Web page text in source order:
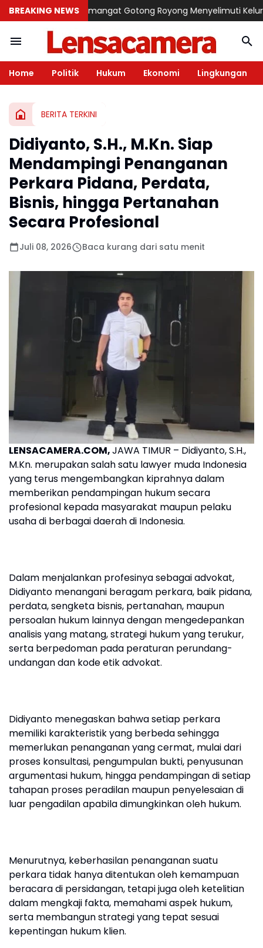
BREAKING NEWS
Semangat Gotong Royong Menyelimuti Kelurahan
Home Politik Hukum Ekonomi Lingkungan
BERITA TERKINI
Didiyanto, S.H., M.Kn. Siap
Mendampingi Penanganan
Perkara Pidana, Perdata,
Bisnis, hingga Pertanahan
Secara Profesional
Juli 08, 2026 Baca kurang dari satu menit
LENSACAMERA.COM,JAWA TIMUR – Didiyanto, S.H.,
M.Kn. merupakan salah satu lawyer muda Indonesia
yang terus mengembangkan kiprahnya dalam
memberikan pendampingan hukum secara
profesional kepada masyarakat maupun pelaku
usaha di berbagai daerah di Indonesia.
Dalam menjalankan profesinya sebagai advokat,
Didiyanto menangani beragam perkara, baik pidana,
perdata, sengketa bisnis, pertanahan, maupun
persoalan hukum lainnya dengan mengedepankan
analisis yang matang, strategi hukum yang terukur,
serta berpedoman pada peraturan perundang-
undangan dan kode etik advokat.
Didiyanto menegaskan bahwa setiap perkara
memiliki karakteristik yang berbeda sehingga
memerlukan penanganan yang cermat, mulai dari
proses konsultasi, pengumpulan bukti, penyusunan
argumentasi hukum, hingga pendampingan di setiap
tahapan proses peradilan maupun penyelesaian di
luar pengadilan apabila dimungkinkan oleh hukum.
Menurutnya, keberhasilan penanganan suatu
perkara tidak hanya ditentukan oleh kemampuan
beracara di persidangan, tetapi juga oleh ketelitian
dalam mengkaji fakta, memahami aspek hukum,
serta membangun strategi yang tepat sesuai
kepentingan hukum klien.